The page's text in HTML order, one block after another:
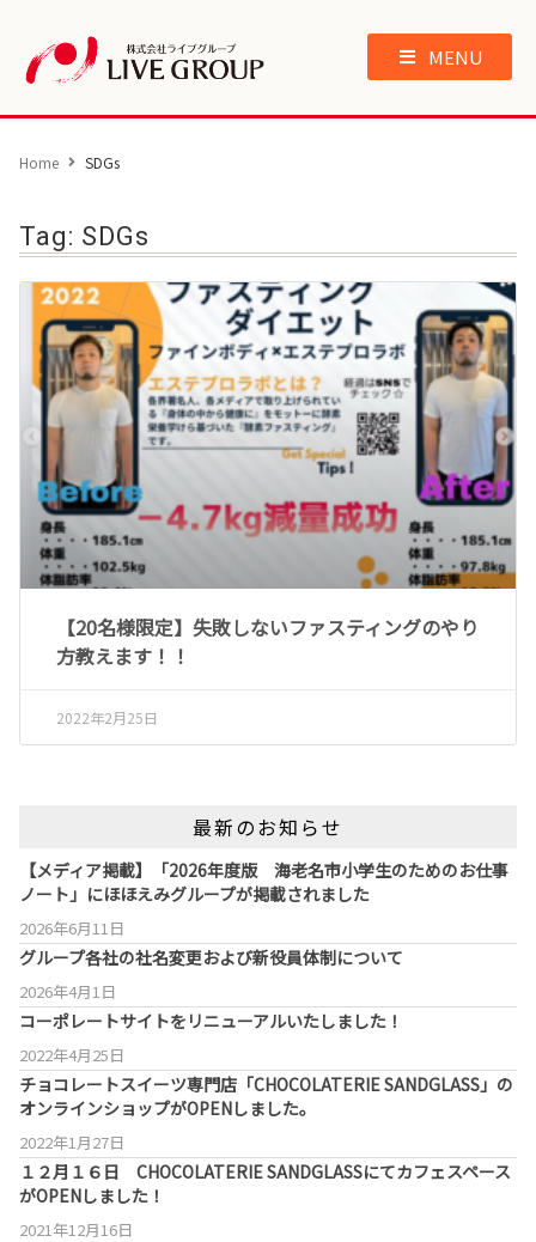
MENU
Home SDGs
Tag: SDGs
【20名様限定】失敗しないファスティングのやり
方教えます！！
2022年2月25日
最新のお知らせ
【メディア掲載】「2026年度版 海老名市小学生のためのお仕事
ノート」にほほえみグループが掲載されました
2026年6月11日
グループ各社の社名変更および新役員体制について
2026年4月1日
コーポレートサイトをリニューアルいたしました！
2022年4月25日
チョコレートスイーツ専門店「CHOCOLATERIE SANDGLASS」の
オンラインショップがOPENしました。
2022年1月27日
１２月１６日 CHOCOLATERIE SANDGLASSにてカフェスペース
がOPENしました！
2021年12月16日